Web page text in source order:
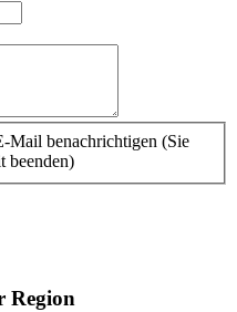
Mail benachrichtigen (Sie
beenden)
Region